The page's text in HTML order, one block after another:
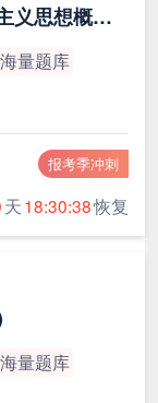
15040 习近平新时代中国特色社会主义思想概论（最新版）
海量题库
报考季冲刺
天18:30:38恢复
海量题库